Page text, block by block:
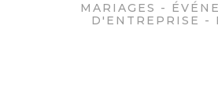
MARIAGES -
D'ENTREPRISE -